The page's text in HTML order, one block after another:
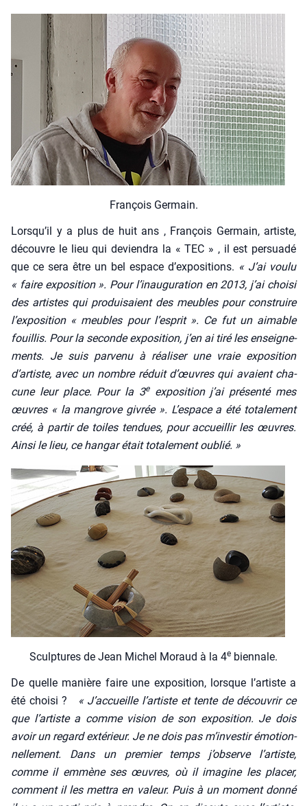
Fran­çois Ger­main.
Lorsqu’il y a plus de huit ans , Fran­çois Ger­main, artiste,
découvre le lieu qui devien­dra la « TEC » , il est per­sua­dé
que ce sera être un bel espace d’expositions. « J’ai vou­lu
« faire expo­si­tion ». Pour l’inauguration en 2013, j’ai choi­si
des artistes qui pro­dui­saient des meubles pour construire
l’exposition « meubles pour l’esprit ». Ce fut un aimable
fouillis. Pour la seconde expo­si­tion, j’en ai tiré les ensei­gne­
ments. Je suis par­ve­nu à réa­li­ser une vraie expo­si­tion
d’artiste, avec un nombre réduit d’œuvres qui avaient cha­
cune leur place. Pour la 3eexpo­si­tion j’ai pré­sen­té mes
œuvres « la man­grove givrée ». L’espace a été tota­le­ment
créé, à par­tir de toiles ten­dues, pour accueillir les œuvres.
Ain­si le lieu, ce han­gar était tota­le­ment oublié. »
Sculp­tures de Jean Michel Moraud à la 4e bien­nale.
De quelle manière faire une expo­si­tion, lorsque l’artiste a
été choi­si ?
« J’accueille l’artiste et tente de décou­vrir ce
que l’artiste a comme vision de son expo­si­tion. Je dois
avoir un regard exté­rieur. Je ne dois pas m’investir émo­tion­
nel­le­ment. Dans un pre­mier temps j’observe l’artiste,
comme il emmène ses œuvres, où il ima­gine les pla­cer,
com­ment il les met­tra en valeur. Puis à un moment don­né